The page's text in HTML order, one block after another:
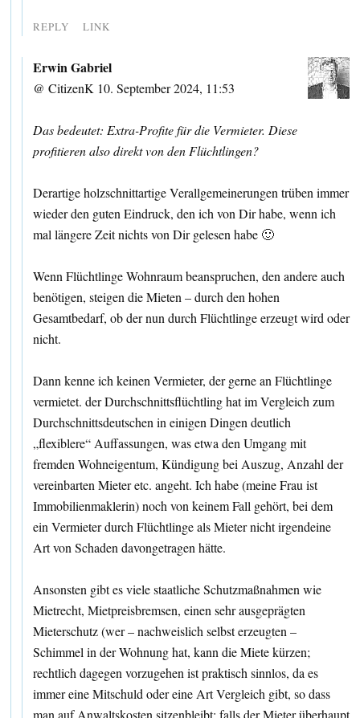
REPLY LINK
Erwin Gabriel
@ CitizenK 10. September 2024, 11:53
Das bedeutet: Extra-Profite für die Vermieter. Diese
profitieren also direkt von den Flüchtlingen?
Derartige holzschnittartige Verallgemeinerungen trüben immer
wieder den guten Eindruck, den ich von Dir habe, wenn ich
mal längere Zeit nichts von Dir gelesen habe 🙂
Wenn Flüchtlinge Wohnraum beanspruchen, den andere auch
benötigen, steigen die Mieten – durch den hohen
Gesamtbedarf, ob der nun durch Flüchtlinge erzeugt wird oder
nicht.
Dann kenne ich keinen Vermieter, der gerne an Flüchtlinge
vermietet. der Durchschnittsflüchtling hat im Vergleich zum
Durchschnittsdeutschen in einigen Dingen deutlich
„flexiblere“ Auffassungen, was etwa den Umgang mit
fremden Wohneigentum, Kündigung bei Auszug, Anzahl der
vereinbarten Mieter etc. angeht. Ich habe (meine Frau ist
Immobilienmaklerin) noch von keinem Fall gehört, bei dem
ein Vermieter durch Flüchtlinge als Mieter nicht irgendeine
Art von Schaden davongetragen hätte.
Ansonsten gibt es viele staatliche Schutzmaßnahmen wie
Mietrecht, Mietpreisbremsen, einen sehr ausgeprägten
Mieterschutz (wer – nachweislich selbst erzeugten –
Schimmel in der Wohnung hat, kann die Miete kürzen;
rechtlich dagegen vorzugehen ist praktisch sinnlos, da es
immer eine Mitschuld oder eine Art Vergleich gibt, so dass
man auf Anwaltskosten sitzenbleibt; falls der Mieter überhaupt